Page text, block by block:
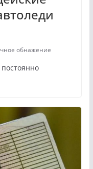
обнажение